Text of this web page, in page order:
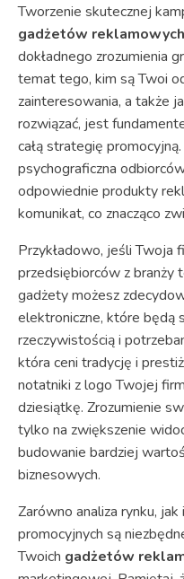
Tworzenie skutecznej
gadżetów
dokładnego zrozumienia
temat tego, kim są Twoi
zainteresowania, a także
rozwiązać, jest
całą strategię
psychograficzna
odpowiednie produkty
komunikat, co znacząco
Przykładowo, jeśli Twoja
przedsiębiorców z branży
gadżety możesz
elektroniczne, które będą
rzeczywistością i
która ceni tradycję i
notatniki z logo Twojej
dziesiątkę. Zrozumienie
tylko na zwiększenie
budowanie bardziej
biznesowych.
Zarówno analiza rynku,
promocyjnych są
Twoich gadżetów